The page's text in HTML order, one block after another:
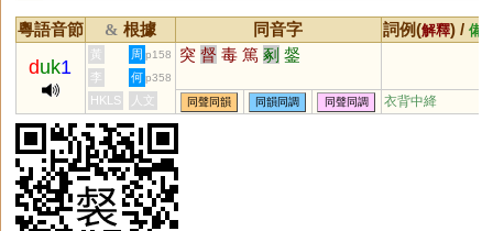
粵語音節 & 根據 同音字 詞例(解釋) / 備
duk1
黃 周 p158 突 督 毒 篤 剢 錖
李 何 p358
HKLS 人文 同聲同韻 同韻同調 同聲同調 衣背中絳